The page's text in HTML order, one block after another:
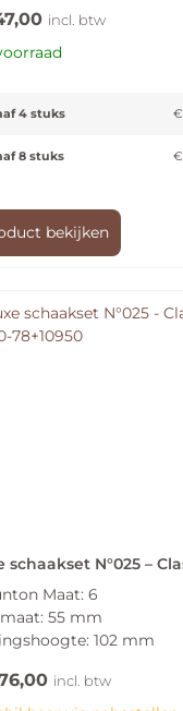
incl. btw
4 stuks €
8 stuks €
bekijken
schaakset N°025 –
Maat: 6
55 mm
102 mm
incl. btw